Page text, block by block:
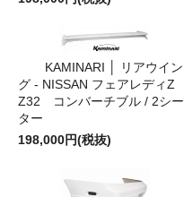
KAMINARI │ リアウイン
グ - NISSAN フェアレディZ
Z32 コンバーチブル / 2シー
ター
198,000円(税抜)